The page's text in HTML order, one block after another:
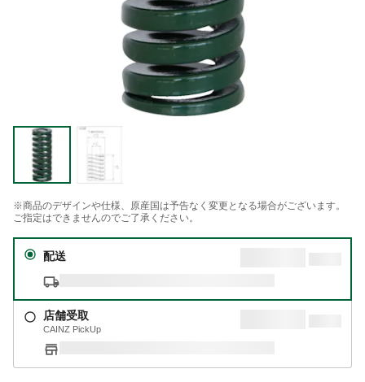
※商品のデザインや仕様、原産国は予告なく変更となる場合がございます。
ご指定はできませんのでご了承ください。
配送
店舗受取
CAINZ PickUp